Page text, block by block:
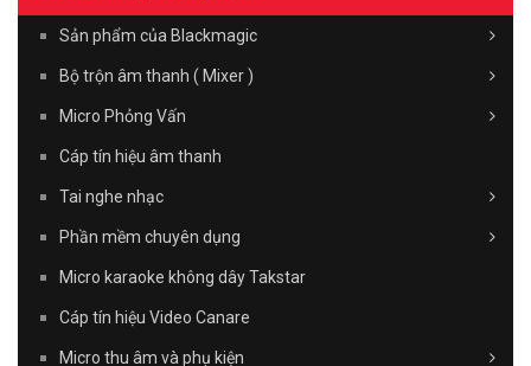
Sản phẩm của Blackmagic
Bộ trộn âm thanh ( Mixer )
Micro Phỏng Vấn
Cáp tín hiệu âm thanh
Tai nghe nhạc
Phần mềm chuyên dụng
Micro karaoke không dây Takstar
Cáp tín hiệu Video Canare
Micro thu âm và phụ kiện